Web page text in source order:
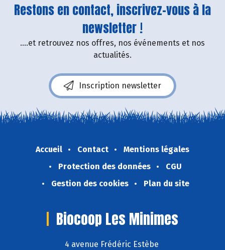
Restons en contact, inscrivez-vous à la
newsletter !
....et retrouvez nos offres, nos événements et nos
actualités.
Inscription newsletter
Accueil Contact
Mentions légales
Protection des données
CGU
Gestion des cookies
Plan du site
Biocoop Les Minimes
4 avenue Frédéric Estèbe